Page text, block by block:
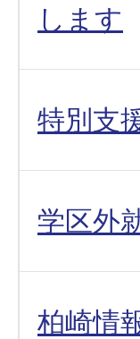
します
特別支
学区外
柏崎情